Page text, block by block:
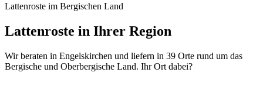
Lattenroste im Bergischen Land
Lattenroste in Ihrer Region
Wir beraten in Engelskirchen und liefern in 39 Orte rund um das
Bergische und Oberbergische Land. Ihr Ort dabei?